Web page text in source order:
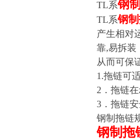
TL系钢
TL系钢
产生相对
靠,易拆装
从而可保
1.拖链可
2 ．拖链
3 ．拖链
钢制拖链
钢制拖